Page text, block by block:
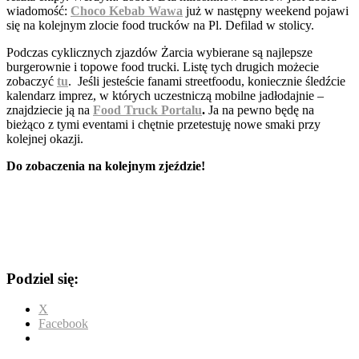
wiadomość: Choco Kebab Wawa już w następny weekend pojawi
się na kolejnym zlocie food trucków na Pl. Defilad w stolicy.
Podczas cyklicznych zjazdów Żarcia wybierane są najlepsze
burgerownie i topowe food trucki. Listę tych drugich możecie
zobaczyć tu. Jeśli jesteście fanami streetfoodu, koniecznie śledźcie
kalendarz imprez, w których uczestniczą mobilne jadłodajnie –
znajdziecie ją na Food Truck Portalu. Ja na pewno będę na
bieżąco z tymi eventami i chętnie przetestuję nowe smaki przy
kolejnej okazji.
Do zobaczenia na kolejnym zjeździe!
Podziel się:
X
Facebook